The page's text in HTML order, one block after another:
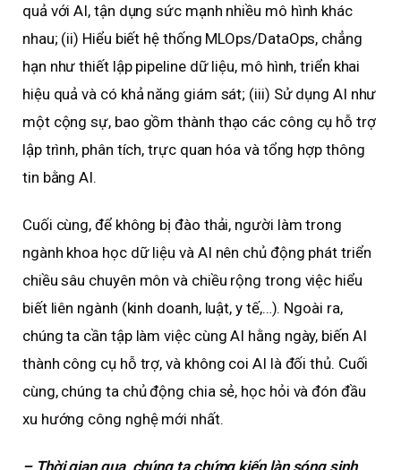
quả với AI, tận dụng sức mạnh nhiều mô hình khác
nhau; (ii) Hiểu biết hệ thống MLOps/DataOps, chẳng
hạn như thiết lập pipeline dữ liệu, mô hình, triển khai
hiệu quả và có khả năng giám sát; (iii) Sử dụng AI như
một cộng sự, bao gồm thành thạo các công cụ hỗ trợ
lập trình, phân tích, trực quan hóa và tổng hợp thông
tin bằng AI.
Cuối cùng, để không bị đào thải, người làm trong
ngành khoa học dữ liệu và AI nên chủ động phát triển
chiều sâu chuyên môn và chiều rộng trong việc hiểu
biết liên ngành (kinh doanh, luật, y tế,…). Ngoài ra,
chúng ta cần tập làm việc cùng AI hằng ngày, biến AI
thành công cụ hỗ trợ, và không coi AI là đối thủ. Cuối
cùng, chúng ta chủ động chia sẻ, học hỏi và đón đầu
xu hướng công nghệ mới nhất.
– Thời gian qua, chúng ta chứng kiến làn sóng sinh